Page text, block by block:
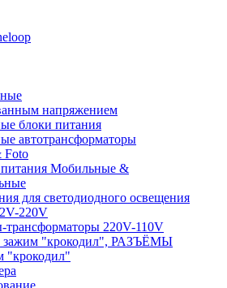
напряжением
блоки питания
автотрансформаторы
Foto
Мобильные &
для светодиодного освещения
220V
трансформаторы 220V-110V
"крокодил", РАЗЪЁМЫ
"крокодил"